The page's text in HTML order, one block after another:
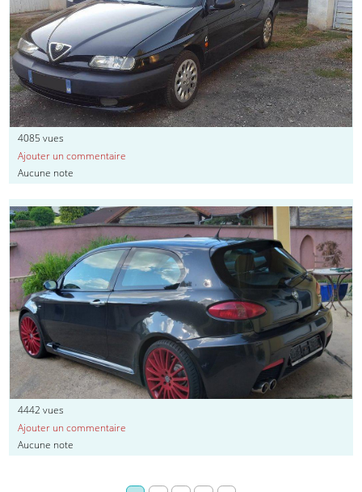
4085 vues
Ajouter un commentaire
Aucune note
4442 vues
Ajouter un commentaire
Aucune note